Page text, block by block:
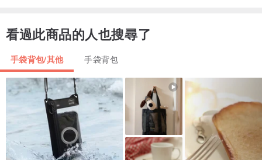
一步一腳印
漫遊台灣典藏在地的美好
超過百年歷史的寶島台灣，每一個角落都藏著值得人們細細品味的故
跟著日本超人氣角色kikilala一起出發，探索台灣在地特色，來一趟粉
嫩之旅吧！
結合台灣在地元素，觀光景點、特色小吃、歷史人文，與三麗鷗一起
看過此商品的人也搜尋了
手袋背包/其他 手袋背包